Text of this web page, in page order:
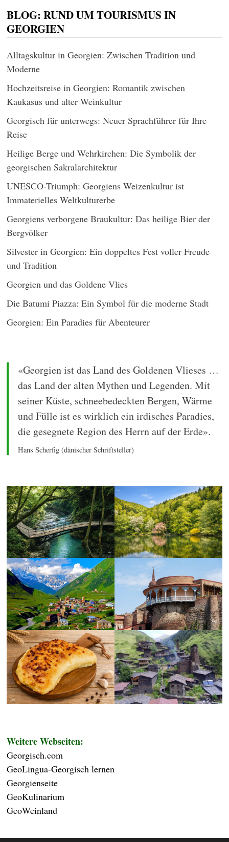
BLOG: RUND UM TOURISMUS IN
GEORGIEN
Alltagskultur in Georgien: Zwischen Tradition und
Moderne
Hochzeitsreise in Georgien: Romantik zwischen
Kaukasus und alter Weinkultur
Georgisch für unterwegs: Neuer Sprachführer für Ihre
Reise
Heilige Berge und Wehrkirchen: Die Symbolik der
georgischen Sakralarchitektur
UNESCO-Triumph: Georgiens Weizenkultur ist
Immaterielles Weltkulturerbe
Georgiens verborgene Braukultur: Das heilige Bier der
Bergvölker
Silvester in Georgien: Ein doppeltes Fest voller Freude
und Tradition
Georgien und das Goldene Vlies
Die Batumi Piazza: Ein Symbol für die moderne Stadt
Georgien: Ein Paradies für Abenteurer
«Georgien ist das Land des Goldenen Vlieses …
das Land der alten Mythen und Legenden. Mit
seiner Küste, schneebedeckten Bergen, Wärme
und Fülle ist es wirklich ein irdisches Paradies,
die gesegnete Region des Herrn auf der Erde».
Hans Scherfig (dänischer Schriftsteller)
Weitere Webseiten:
Georgisch.com
GeoLingua-Georgisch lernen
Georgienseite
GeoKulinarium
GeoWeinland